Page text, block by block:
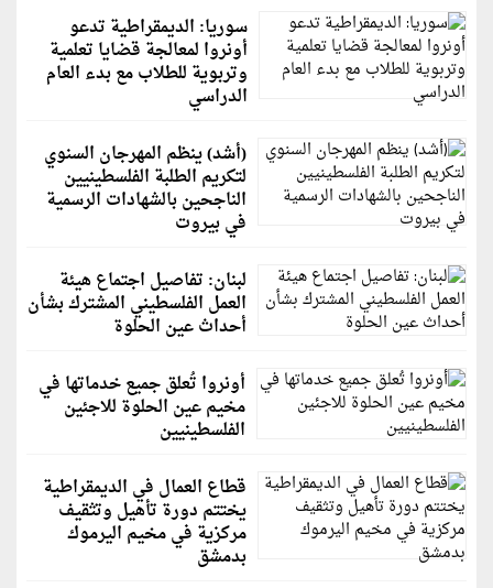
سوريا: الديمقراطية تدعو
أونروا لمعالجة قضايا تعلمية
وتربوية للطلاب مع بدء العام
الدراسي
(أشد) ينظم المهرجان السنوي
لتكريم الطلبة الفلسطينيين
الناجحين بالشهادات الرسمية
في بيروت
لبنان: تفاصيل اجتماع هيئة
العمل الفلسطيني المشترك بشأن
أحداث عين الحلوة
أونروا تُعلق جميع خدماتها في
مخيم عين الحلوة للاجئين
الفلسطينيين
قطاع العمال في الديمقراطية
يختتم دورة تأهيل وتثقيف
مركزية في مخيم اليرموك
بدمشق